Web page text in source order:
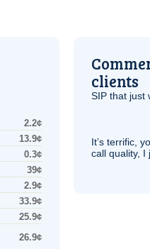
2.2¢
13.9¢
0.3¢
39¢
2.9¢
33.9¢
25.9¢
26.9¢
clients
SIP that just
It’s terrific,
call quality, I